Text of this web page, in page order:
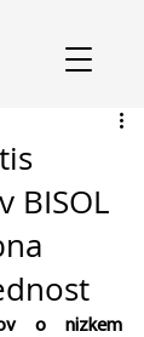
BISOL
o nizkem